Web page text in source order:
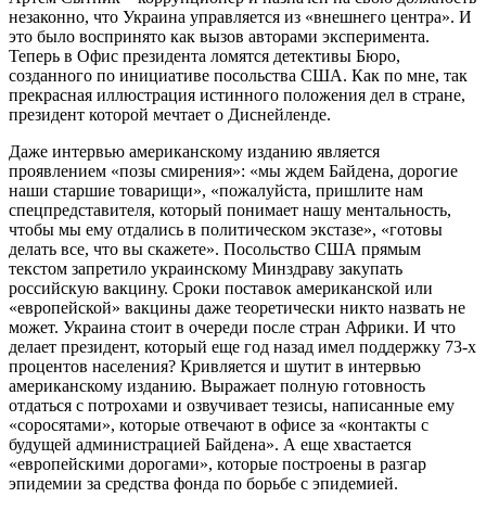
незаконно, что Украина управляется из «внешнего центра». И
это было воспринято как вызов авторами эксперимента.
Теперь в Офис президента ломятся детективы Бюро,
созданного по инициативе посольства США. Как по мне, так
прекрасная иллюстрация истинного положения дел в стране,
президент которой мечтает о Диснейленде.
Даже интервью американскому изданию является
проявлением «позы смирения»: «мы ждем Байдена, дорогие
наши старшие товарищи», «пожалуйста, пришлите нам
спецпредставителя, который понимает нашу ментальность,
чтобы мы ему отдались в политическом экстазе», «готовы
делать все, что вы скажете». Посольство США прямым
текстом запретило украинскому Минздраву закупать
российскую вакцину. Сроки поставок американской или
«европейской» вакцины даже теоретически никто назвать не
может. Украина стоит в очереди после стран Африки. И что
делает президент, который еще год назад имел поддержку 73-х
процентов населения? Кривляется и шутит в интервью
американскому изданию. Выражает полную готовность
отдаться с потрохами и озвучивает тезисы, написанные ему
«соросятами», которые отвечают в офисе за «контакты с
будущей администрацией Байдена». А еще хвастается
«европейскими дорогами», которые построены в разгар
эпидемии за средства фонда по борьбе с эпидемией.